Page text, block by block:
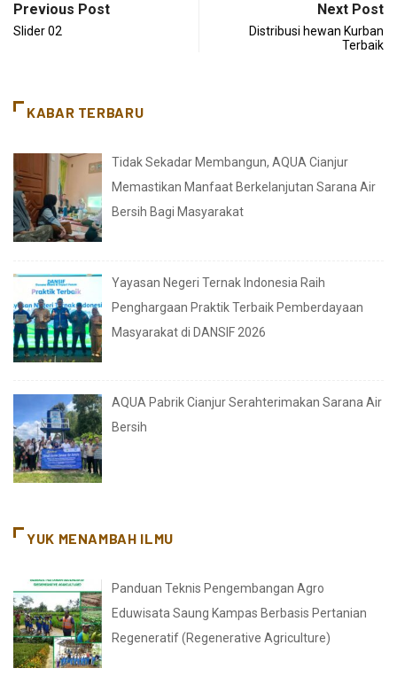
Previous Post
Slider 02
Next Post
Distribusi hewan Kurban
Terbaik
KABAR TERBARU
Tidak Sekadar Membangun, AQUA Cianjur
Memastikan Manfaat Berkelanjutan Sarana Air
Bersih Bagi Masyarakat
Yayasan Negeri Ternak Indonesia Raih
Penghargaan Praktik Terbaik Pemberdayaan
Masyarakat di DANSIF 2026
AQUA Pabrik Cianjur Serahterimakan Sarana Air
Bersih
YUK MENAMBAH ILMU
Panduan Teknis Pengembangan Agro
Eduwisata Saung Kampas Berbasis Pertanian
Regeneratif (Regenerative Agriculture)